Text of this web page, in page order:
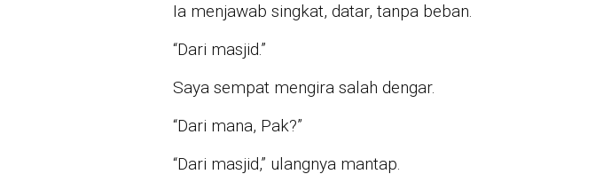
Ia menjawab singkat, datar, tanpa beban.
“Dari masjid.”
Saya sempat mengira salah dengar.
“Dari mana, Pak?”
“Dari masjid,” ulangnya mantap.